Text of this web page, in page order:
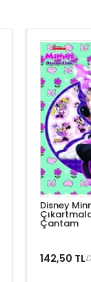
Disney
Çantam
142,50 TL